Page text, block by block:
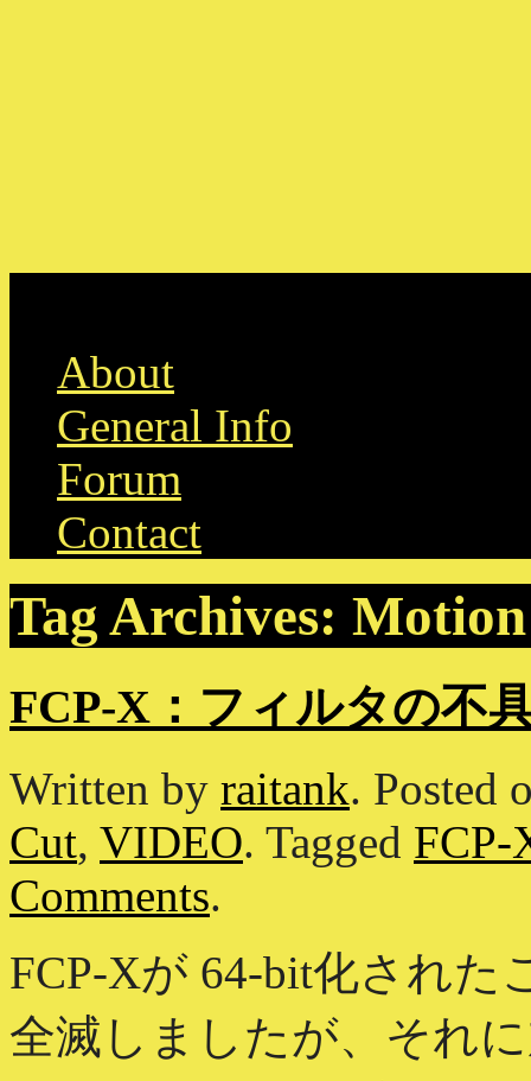
About
General Info
Forum
Contact
Tag Archives: Motion
FCP-X：フィルタの不
Written by raitank. Posted
Cut, VIDEO. Tagged FCP-
Comments.
FCP-Xが 64-bit化され
全滅しましたが、それ